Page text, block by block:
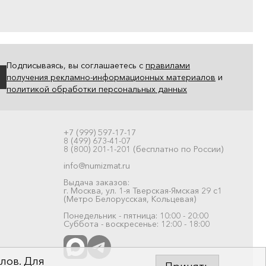
Подписываясь, вы соглашаетесь с правилами
получения рекламно-информационных материалов и
политикой обработки персональных данных
+7 (999) 597-17-17
8 (499) 673-41-07
8 (800) 201-1-201 (бесплатно по России)
info@numizmat.ru
Выдача заказов:
г. Москва, ул. 1-я Тверская-Ямская 29 с1
(Метро Белорусская, Кольцевая)
Понедельник - пятница: 10:00 - 20:00
Суббота - воскресенье: 12:00 - 18:00
Для